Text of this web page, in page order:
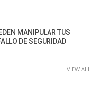
MANIPULAR TUS
DE SEGURIDAD
VIEW ALL